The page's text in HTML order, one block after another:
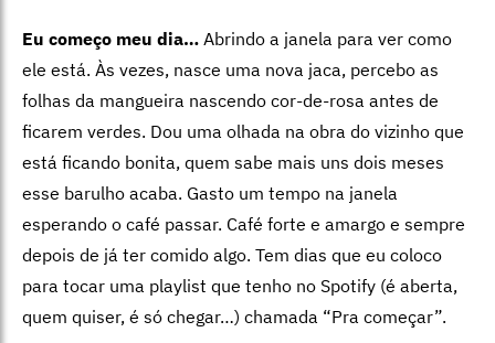
Eu começo meu dia… Abrindo a janela para ver como
ele está. Às vezes, nasce uma nova jaca, percebo as
folhas da mangueira nascendo cor-de-rosa antes de
ficarem verdes. Dou uma olhada na obra do vizinho que
está ficando bonita, quem sabe mais uns dois meses
esse barulho acaba. Gasto um tempo na janela
esperando o café passar. Café forte e amargo e sempre
depois de já ter comido algo. Tem dias que eu coloco
para tocar uma playlist que tenho no Spotify (é aberta,
quem quiser, é só chegar…) chamada “Pra começar”.